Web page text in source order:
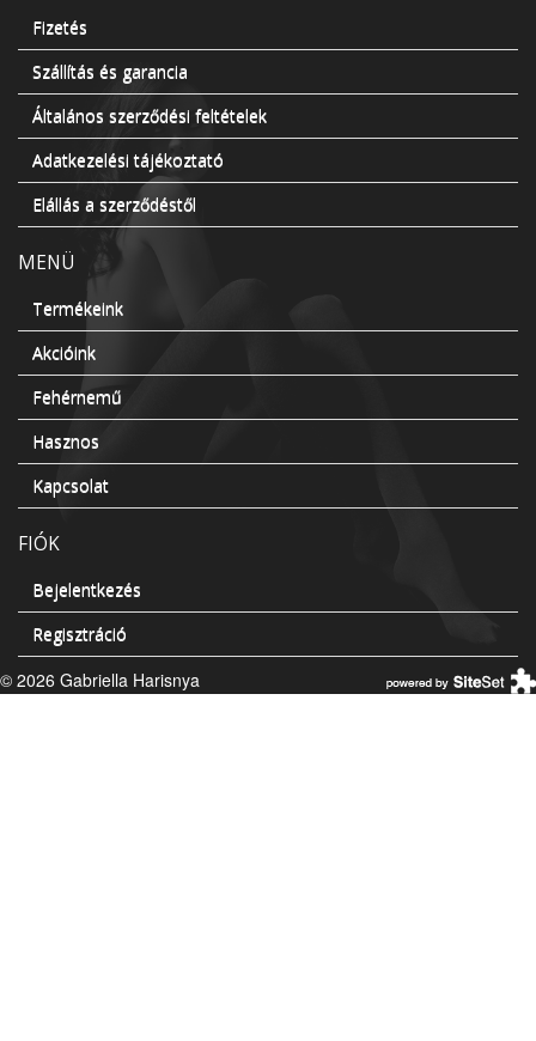
Fizetés
Szállítás és garancia
Általános szerződési feltételek
Adatkezelési tájékoztató
Elállás a szerződéstől
MENÜ
Termékeink
Akcióink
Fehérnemű
Hasznos
Kapcsolat
FIÓK
Bejelentkezés
Regisztráció
© 2026 Gabriella Harisnya